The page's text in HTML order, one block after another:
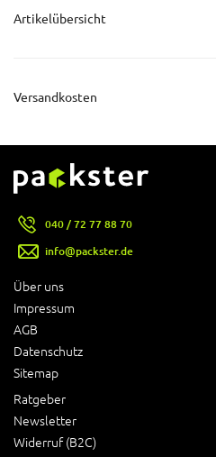
Artikelübersicht
Versandkosten
Über uns
Impressum
AGB
Datenschutz
Sitemap
Ratgeber
Newsletter
Widerruf (B2C)
040 / 72 77 88 70
info@packster.de